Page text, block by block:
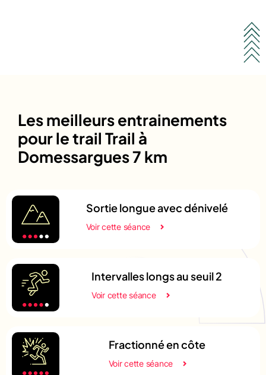
Les meilleurs entrainements
pour le trail Trail à
Domessargues 7 km
Sortie longue avec dénivelé
Voir cette séance
Intervalles longs au seuil 2
Voir cette séance
Fractionné en côte
Voir cette séance